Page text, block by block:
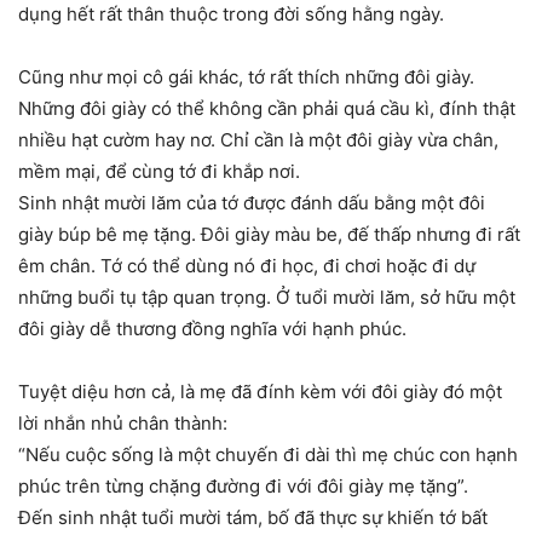
dụng hết rất thân thuộc trong đời sống hằng ngày.
Cũng như mọi cô gái khác, tớ rất thích những đôi giày.
Những đôi giày có thể không cần phải quá cầu kì, đính thật
nhiều hạt cườm hay nơ. Chỉ cần là một đôi giày vừa chân,
mềm mại, để cùng tớ đi khắp nơi.
Sinh nhật mười lăm của tớ được đánh dấu bằng một đôi
giày búp bê mẹ tặng. Đôi giày màu be, đế thấp nhưng đi rất
êm chân. Tớ có thể dùng nó đi học, đi chơi hoặc đi dự
những buổi tụ tập quan trọng. Ở tuổi mười lăm, sở hữu một
đôi giày dễ thương đồng nghĩa với hạnh phúc.
Tuyệt diệu hơn cả, là mẹ đã đính kèm với đôi giày đó một
lời nhắn nhủ chân thành:
“Nếu cuộc sống là một chuyến đi dài thì mẹ chúc con hạnh
phúc trên từng chặng đường đi với đôi giày mẹ tặng”.
Đến sinh nhật tuổi mười tám, bố đã thực sự khiến tớ bất